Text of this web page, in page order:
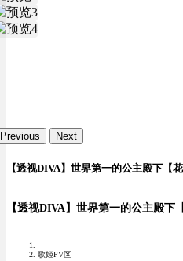
Previous Next
【透视DIVA】世界第一的公主殿下【
【透视DIVA】世界第一的公主殿下
歌姬PV区